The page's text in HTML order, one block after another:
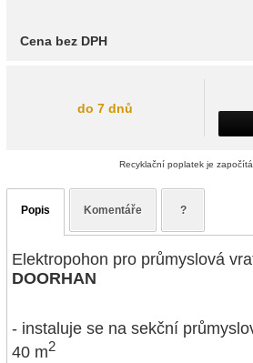
Cena bez DPH
do 7 dnů
Recyklační poplatek je
Popis Komentáře ?
Elektropohon pro průmyslová
DOORHAN
- instaluje se na sekční
40 m2